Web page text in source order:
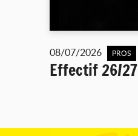
08/07/2026 PROS
Effectif 26/27